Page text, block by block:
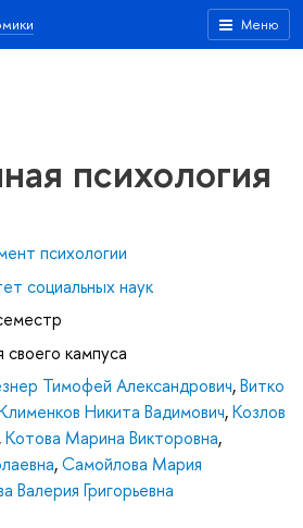
Меню
психология
психологии
социальных наук
своего кампуса
Тимофей Александрович,Витко
Никита Вадимович,Козлов
,Котова Марина Викторовна,
,Самойлова Мария
Валерия Григорьевна